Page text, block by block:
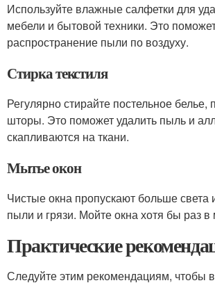
Используйте влажные салфетки для
мебели и бытовой техники. Это
распространение пыли по воздуху.
Стирка текстиля
Регулярно стирайте постельное белье,
шторы. Это поможет удалить пыль и
скапливаются на ткани.
Мытье окон
Чистые окна пропускают больше света
пыли и грязи. Мойте окна хотя бы раз в
Практические
Следуйте этим рекомендациям, чтобы